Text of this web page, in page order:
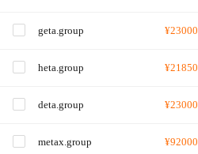
geta.group ¥23000
heta.group ¥21850
deta.group ¥23000
metax.group ¥92000